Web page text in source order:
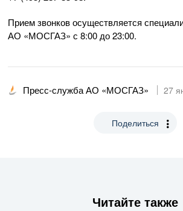
Прием звонков осуществляется
АО «МОСГАЗ» с 8:00 до 23:00.
Пресс-служба АО «МОСГАЗ» 27
Поделиться
Читайте также